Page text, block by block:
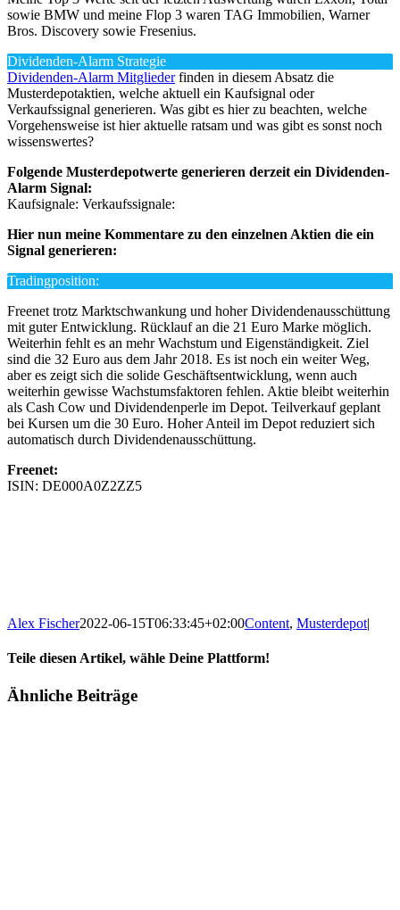
sowie BMW und meine Flop 3 waren TAG Immobilien, Warner
Bros. Discovery sowie Fresenius.
Dividenden-Alarm Strategie
Dividenden-Alarm Mitgliederfinden in diesem Absatz die
Musterdepotaktien, welche aktuell ein Kaufsignal oder
Verkaufssignal generieren. Was gibt es hier zu beachten, welche
Vorgehensweise ist hier aktuelle ratsam und was gibt es sonst noch
wissenswertes?
Folgende Musterdepotwerte generieren derzeit ein Dividenden-
Alarm Signal:
Kaufsignale: Verkaufssignale:
Hier nun meine Kommentare zu den einzelnen Aktien die ein
Signal generieren:
Tradingposition:
Freenet trotz Marktschwankung und hoher Dividendenausschüttung
mit guter Entwicklung. Rücklauf an die 21 Euro Marke möglich.
Weiterhin fehlt es an mehr Wachstum und Eigenständigkeit. Ziel
sind die 32 Euro aus dem Jahr 2018. Es ist noch ein weiter Weg,
aber es zeigt sich die solide Geschäftsentwicklung, wenn auch
weiterhin gewisse Wachstumsfaktoren fehlen. Aktie bleibt weiterhin
als Cash Cow und Dividendenperle im Depot. Teilverkauf geplant
bei Kursen um die 30 Euro. Hoher Anteil im Depot reduziert sich
automatisch durch Dividendenausschüttung.
Freenet:
ISIN: DE000A0Z2ZZ5
Alex Fischer2022-06-15T06:33:45+02:00Content, Musterdepot|
Teile diesen Artikel, wähle Deine Plattform!
Facebook
Twitter
Reddit
LinkedIn
Tumblr
Pinterest
Vk
E-
Ähnliche Beiträge